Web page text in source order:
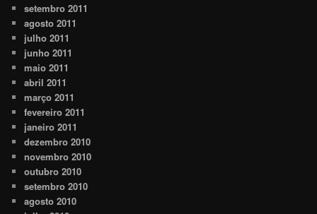
setembro 2011
agosto 2011
julho 2011
junho 2011
maio 2011
abril 2011
março 2011
fevereiro 2011
janeiro 2011
dezembro 2010
novembro 2010
outubro 2010
setembro 2010
agosto 2010